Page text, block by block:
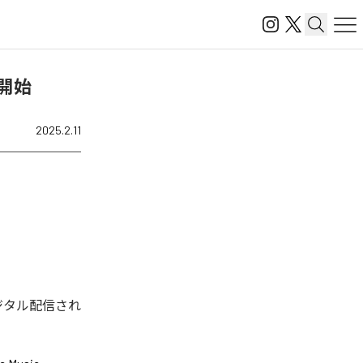
始
2025.2.11
タル配信され